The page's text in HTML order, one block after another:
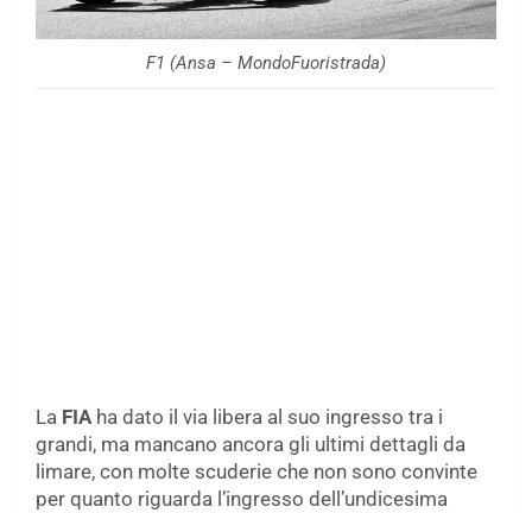
F1 (Ansa – MondoFuoristrada)
La FIAha dato il via libera al suo ingresso tra i
grandi, ma mancano ancora gli ultimi dettagli da
limare, con molte scuderie che non sono convinte
per quanto riguarda l’ingresso dell’undicesima